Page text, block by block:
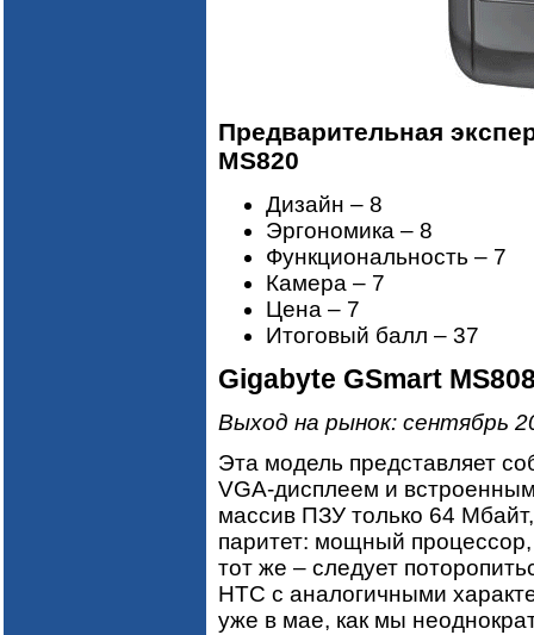
Предварительная
MS820
Дизайн – 8
Эргономика – 8
Функциональность – 7
Камера – 7
Цена – 7
Итоговый балл – 37
Gigabyte GSmart
Выход на рынок: сентябрь
Эта модель представляет
VGA-дисплеем и
массив ПЗУ только 64
паритет: мощный
тот же – следует
HTC с аналогичными
уже в мае, как мы